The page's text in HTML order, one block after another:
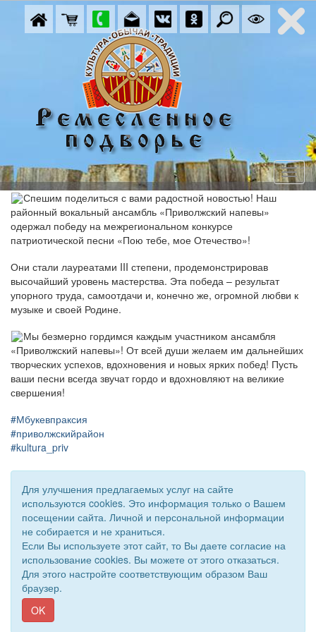
Спешим поделиться с вами радостной новостью! Наш
районный вокальный ансамбль «Приволжский напевы»
одержал победу на межрегиональном конкурсе
патриотической песни «Пою тебе, мое Отечество»!
Они стали лауреатами III степени, продемонстрировав
высочайший уровень мастерства. Эта победа – результат
упорного труда, самоотдачи и, конечно же, огромной любви к
музыке и своей Родине.
Мы безмерно гордимся каждым участником ансамбля
«Приволжский напевы»! От всей души желаем им дальнейших
творческих успехов, вдохновения и новых ярких побед! Пусть
ваши песни всегда звучат гордо и вдохновляют на великие
свершения!
#Мбукевпраксия
#приволжскийрайон
#kultura_priv
© 2018 - 2026 Подворье . Все права защищены.
Сайт создан при поддержке «
Для улучшения предлагаемых услуг на сайте
используются cookies. Это информация только о Вашем
посещении сайта. Личной и персональной информации
не собирается и не храниться.
Если Вы используете этот сайт, то Вы даете согласие на
использование cookies. Вы можете от этого отказаться.
Для этого настройте соответствующим образом Ваш
браузер.
OK